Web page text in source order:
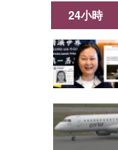
24小時